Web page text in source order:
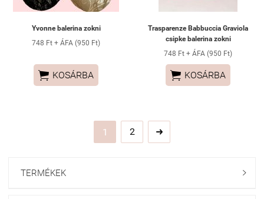
Yvonne balerina zokni
748 Ft + ÁFA (950 Ft)
 KOSÁRBA
Trasparenze Babbuccia Graviola
csipke balerina zokni
748 Ft + ÁFA (950 Ft)
 KOSÁRBA
1 2 
TERMÉKEK 